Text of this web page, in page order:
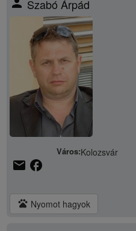
Szabó Árpád
Város:Kolozsvár
email facebook
pets Nyomot hagyok